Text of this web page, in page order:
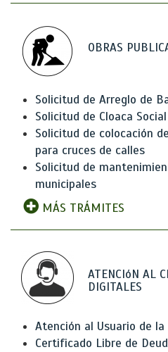
OBRAS
Solicitud de Arreglo de
Solicitud de Cloaca Social
Solicitud de colocación
para cruces de calles
Solicitud de
municipales
MÁS TRÁMITES
ATENCIóN AL
DIGITALES
Atención al Usuario de
Certificado Libre de